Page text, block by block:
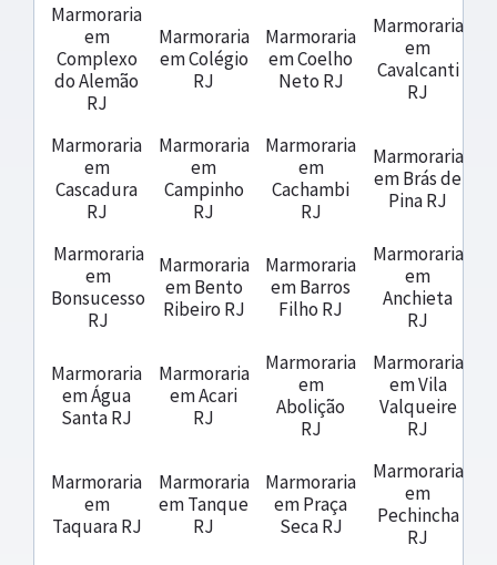
Marmoraria
em
Complexo
do Alemão
RJ
Marmoraria
em Colégio
RJ
Marmoraria
em Coelho
Neto RJ
Marmoraria
em
Cavalcanti
RJ
Marmoraria
em
Cascadura
RJ
Marmoraria
em
Campinho
RJ
Marmoraria
em
Cachambi
RJ
Marmoraria
em Brás de
Pina RJ
Marmoraria
em
Bonsucesso
RJ
Marmoraria
em Bento
Ribeiro RJ
Marmoraria
em Barros
Filho RJ
Marmoraria
em
Anchieta
RJ
Marmoraria
em Água
Santa RJ
Marmoraria
em Acari
RJ
Marmoraria
em
Abolição
RJ
Marmoraria
em Vila
Valqueire
RJ
Marmoraria
em
Taquara RJ
Marmoraria
em Tanque
RJ
Marmoraria
em Praça
Seca RJ
Marmoraria
em
Pechincha
RJ